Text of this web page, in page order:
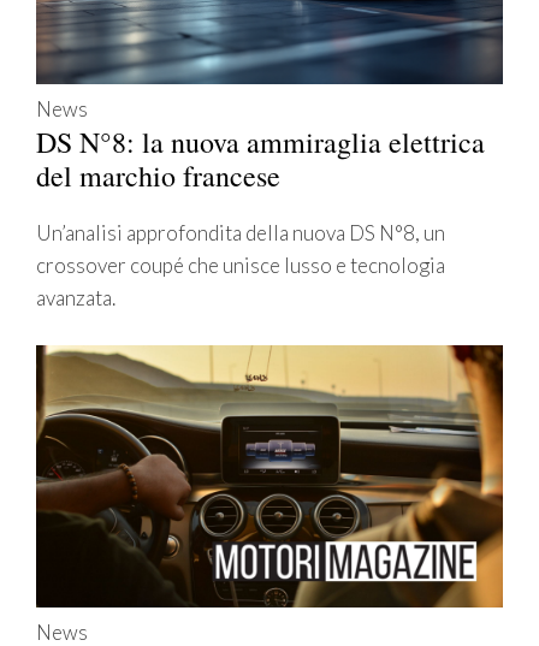
News
DS N°8: la nuova ammiraglia elettrica
del marchio francese
Un’analisi approfondita della nuova DS N°8, un
crossover coupé che unisce lusso e tecnologia
avanzata.
News